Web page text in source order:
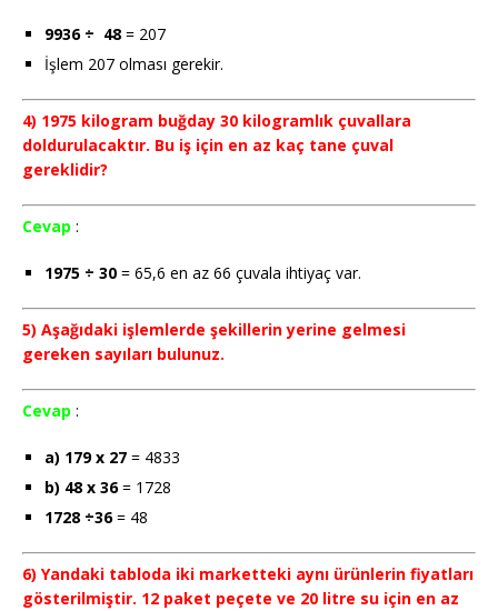
9936 ÷ 48 = 207
İşlem 207 olması gerekir.
4) 1975 kilogram buğday 30 kilogramlık çuvallara
doldurulacaktır. Bu iş için en az kaç tane çuval
gereklidir?
Cevap :
1975 ÷ 30 = 65,6 en az 66 çuvala ihtiyaç var.
5) Aşağıdaki işlemlerde şekillerin yerine gelmesi
gereken sayıları bulunuz.
Cevap :
a) 179 x 27 = 4833
b) 48 x 36= 1728
1728 ÷36= 48
6) Yandaki tabloda iki marketteki aynı ürünlerin fiyatları
gösterilmiştir. 12 paket peçete ve 20 litre su için en az